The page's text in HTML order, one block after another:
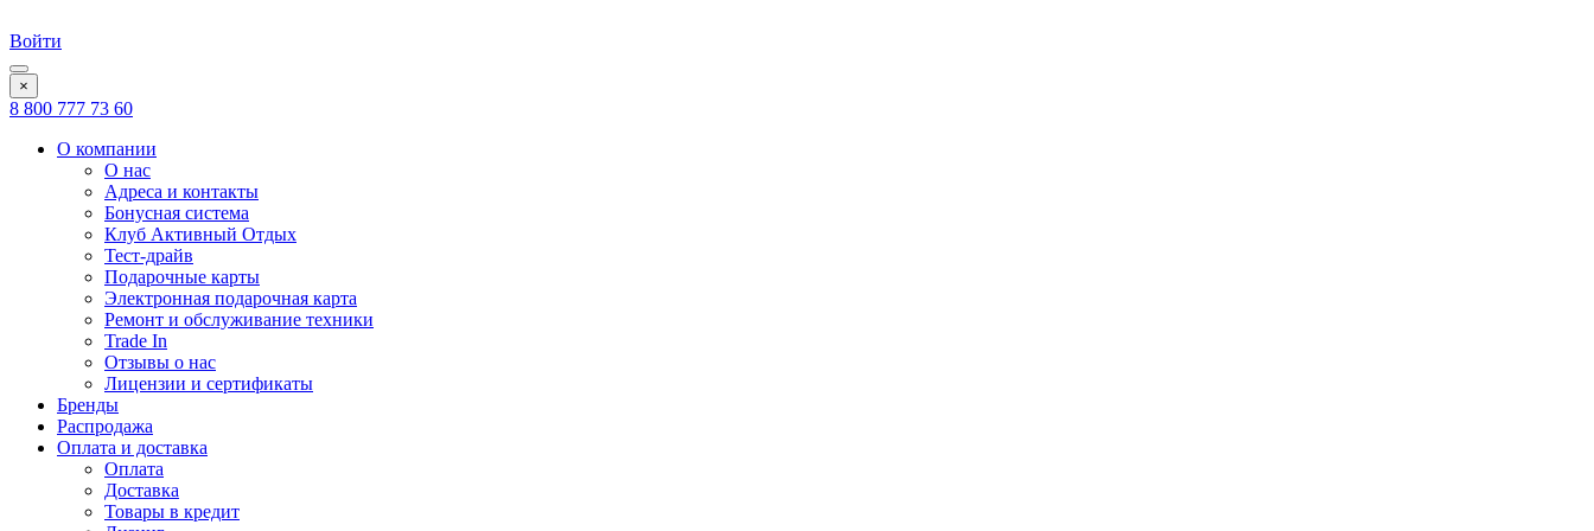
Войти
×
8 800 777 73 60
О компании
О нас
Адреса и контакты
Бонусная система
Клуб Активный Отдых
Тест-драйв
Подарочные карты
Электронная подарочная карта
Ремонт и обслуживание техники
Trade In
Отзывы о нас
Лицензии и сертификаты
Бренды
Распродажа
Оплата и доставка
Оплата
Доставка
Товары в кредит